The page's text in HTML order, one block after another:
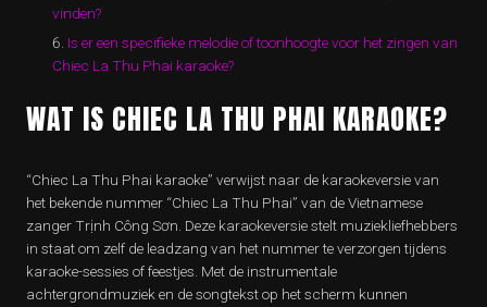
vinden?
Is er een specifieke melodie of toonhoogte voor het zingen van
Chiec La Thu Phai karaoke?
WAT IS CHIEC LA THU PHAI KARAOKE?
“Chiec La Thu Phai karaoke” verwijst naar de karaokeversie van
het bekende nummer “Chiec La Thu Phai” van de Vietnamese
zanger Trịnh Công Sơn. Deze karaokeversie stelt muziekliefhebbers
in staat om zelf de leadzang van het nummer te verzorgen tijdens
karaoke-sessies of feestjes. Met de instrumentale
achtergrondmuziek en de songtekst op het scherm kunnen